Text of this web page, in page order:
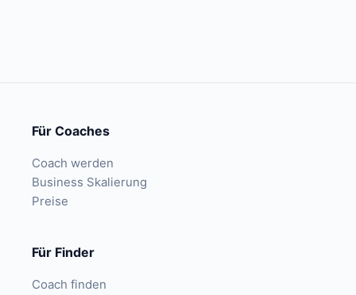
Für Coaches
Coach werden
Business Skalierung
Preise
Für Finder
Coach finden